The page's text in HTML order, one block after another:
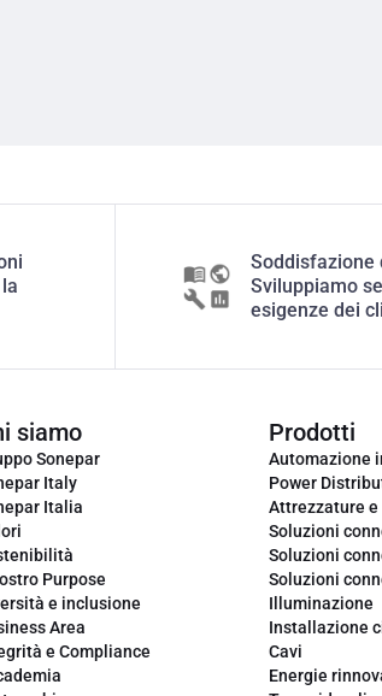
Soddisfazione
Sviluppiamo
esigenze dei
siamo
Sonepar
Italy
Italia
Purpose
e inclusione
Area
e Compliance
Prodotti
Automazione
Power
Attrezzature
Soluzioni
Soluzioni
Soluzioni
Illuminazione
Installazione
Cavi
Energie